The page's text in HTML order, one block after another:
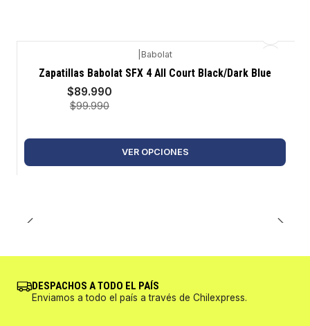
-10%
Babolat
Zapatillas Babolat SFX 4 All Court Black/Dark Blue
$89.990
$99.990
VER OPCIONES
DESPACHOS A TODO EL PAÍS
Enviamos a todo el país a través de Chilexpress.